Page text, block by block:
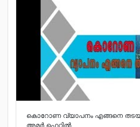
കൊറോണ വ്യാപനം എങ്ങനെ
അമര്‍ ഫെറ്റില്‍